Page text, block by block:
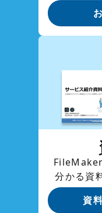
分かる資
資